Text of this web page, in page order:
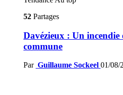
52 Partages
Davézieux : Un incendie
commune
Par Guillaume Sockeel 01/08/